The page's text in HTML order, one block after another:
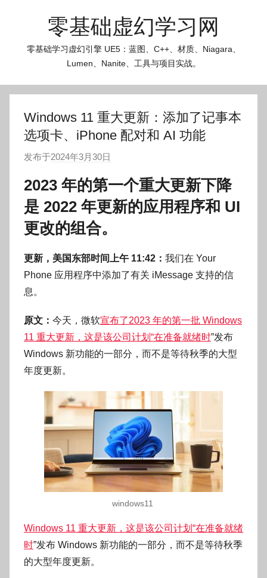
零基础虚幻学习网
零基础学习虚幻引擎 UE5：蓝图、C++、材质、Niagara、
Lumen、Nanite、工具与项目实战。
Windows 11 重大更新：添加了记事本
选项卡、iPhone 配对和 AI 功能
发布于2024年3月30日
:
O
g
o
2023 年的第一个重大更新下降
是 2022 年更新的应用程序和 UI
更改的组合。
更新，美国东部时间上午 11:42： 我们在 Your
Phone 应用程序中添加了有关 iMessage 支持的信
息。
原文： 今天，微软宣布了2023 年的第一批 Windows
11 重大更新，这是该公司计划“在准备就绪时”发布
Windows 新功能的一部分，而不是等待秋季的大型
年度更新。
windows11
Windows 11 重大更新，这是该公司计划“在准备就绪
时”发布 Windows 新功能的一部分，而不是等待秋季
的大型年度更新。